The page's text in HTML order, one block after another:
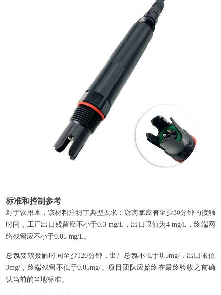
标准和控制参考
对于饮用水，该材料注明了典型要求：游离氯应有至少30分钟的接触
时间，工厂出口残留应不小于0.3 mg/L，出口限值为4 mg/L，终端网
络残留应不小于0.05 mg/L。
总氯要求接触时间至少120分钟，出厂总氯不低于0.5mg/，出口限值
3mg/，终端残留不低于0.05mg/。项目团队应始终在最终验收之前确
认当前的当地标准。